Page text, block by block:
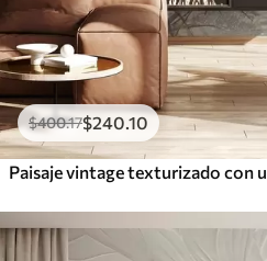
$400.17$240 .10